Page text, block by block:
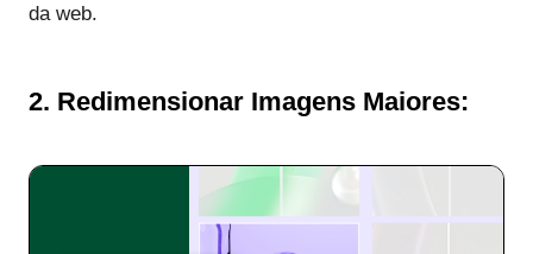
da web.
2. Redimensionar Imagens Maiores: